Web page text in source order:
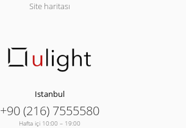
Site haritası
Istanbul
+90 (216) 7555580
Hafta içi 10:00 – 19:00